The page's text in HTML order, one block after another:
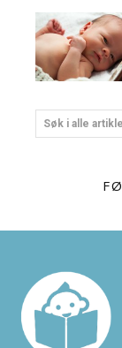
Søk i alle